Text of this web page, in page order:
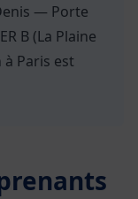
— Porte
B (La Plaine
Paris est